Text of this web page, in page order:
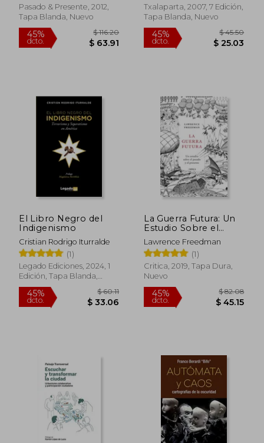
Pasado & Presente, 2012,
Tapa Blanda, Nuevo
45%
dcto.
Txalaparta, 2007, 7 Edición,
Tapa Blanda, Nuevo
45%
dcto.
El Libro Negro del
Indigenismo
Cristian Rodrigo Iturralde
(1)
Legado Ediciones, 2024, 1
Edición, Tapa Blanda,
Nuevo
La Guerra Futura: Un
Estudio Sobre el
Pasado y el Presente
Lawrence Freedman
(1)
Critica, 2019, Tapa Dura,
Nuevo